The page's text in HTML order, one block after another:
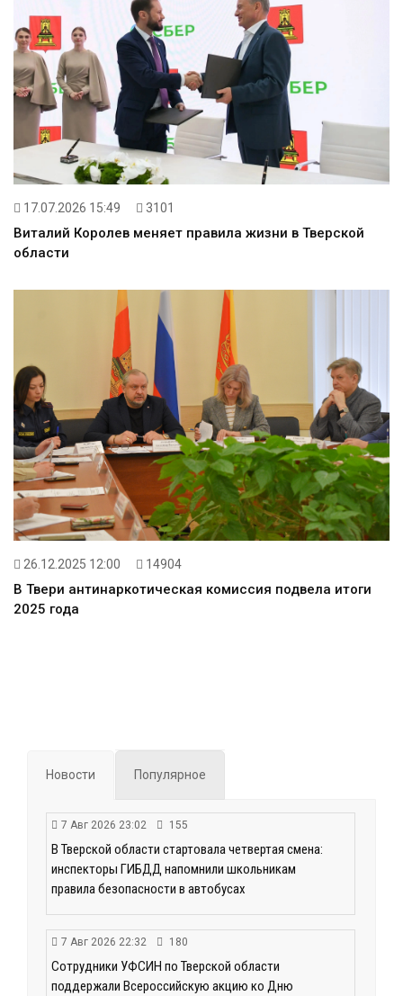
17.07.2026 15:49 3101
Виталий Королев меняет правила жизни в Тверской
области
26.12.2025 12:00 14904
В Твери антинаркотическая комиссия подвела итоги
2025 года
Новости Популярное
7 Авг 2026 23:02 155
В Тверской области стартовала четвертая смена:
инспекторы ГИБДД напомнили школьникам
правила безопасности в автобусах
7 Авг 2026 22:32 180
Сотрудники УФСИН по Тверской области
поддержали Всероссийскую акцию ко Дню